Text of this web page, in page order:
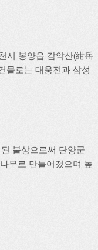
시 봉양읍 감악산(紺岳
물로는 대웅전과 삼성
불상으로써 단양군
무로 만들어졌으며 높